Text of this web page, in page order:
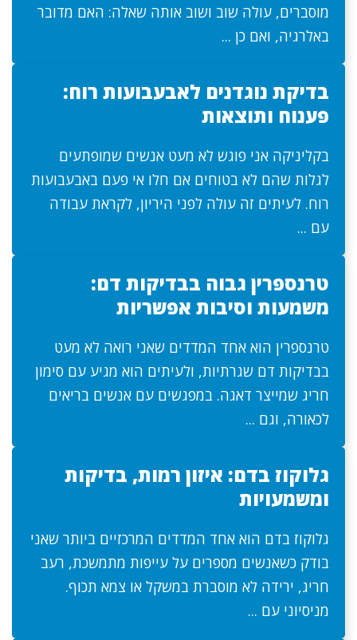
מוסברים, עולה שוב ושוב אותה שאלה: האם מדובר
באלרגיה, ואם כן ...
בדיקת נוגדנים לאבעבועות רוח:
פענוח ותוצאות
בקליניקה אני פוגש לא מעט אנשים שמופתעים
לגלות שהם לא בטוחים אם חלו אי פעם באבעבועות
רוח. לעיתים זה עולה לפני היריון, לקראת עבודה
עם ...
טרנספרין גבוה בבדיקות דם:
משמעות וסיבות אפשריות
טרנספרין הוא אחד המדדים שאני רואה לא מעט
בבדיקות דם שגרתיות, ולעיתים הוא מגיע עם סימון
חריג שמייצר דאגה. במפגשים עם אנשים בריאים
לכאורה, וגם ...
גלוקוז בדם: איזון רמות, בדיקות
ומשמעויות
גלוקוז בדם הוא אחד המדדים המרכזיים ביותר שאני
בודק כשאנשים מספרים על עייפות מתמשכת, רעב
חריג, ירידה לא מוסברת במשקל או צמא תכוף.
מניסיוני עם ...